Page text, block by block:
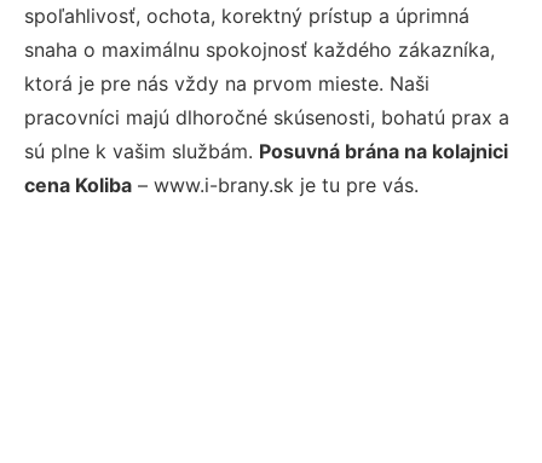
spoľahlivosť, ochota, korektný prístup a úprimná
snaha o maximálnu spokojnosť každého zákazníka,
ktorá je pre nás vždy na prvom mieste. Naši
pracovníci majú dlhoročné skúsenosti, bohatú prax a
sú plne k vašim službám. Posuvná brána na kolajnici
cena Koliba – www.i-brany.sk je tu pre vás.